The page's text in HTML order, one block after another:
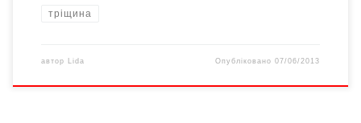
тріщина
автор Lida Опубліковано07/06/2013